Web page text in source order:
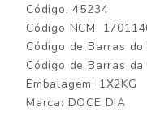
Código: 45234
Código NCM:
Código de Barras
Código de Barras
Embalagem: 1X2KG
Marca: DOCE DIA